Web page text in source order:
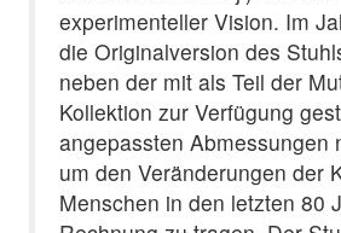
experimenteller Vision. Im
die Originalversion des
neben der mit als Teil der
Kollektion zur Verfügung
angepassten Abmessungen
um den Veränderungen der
Menschen in den letzten 80